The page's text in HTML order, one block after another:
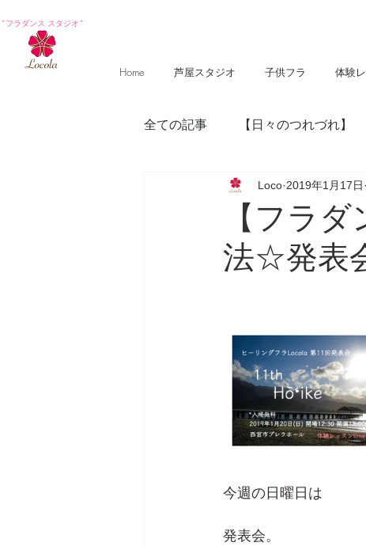
*フラダンス スタジオ*
Home 芦屋スタジオ 子供フラ 体験
全ての記事 【日々のつれづれ】
【photography 】 【poem】
【フラ
法☆発表
Loco 2019年1月17日
今週の日曜日は
発表会。